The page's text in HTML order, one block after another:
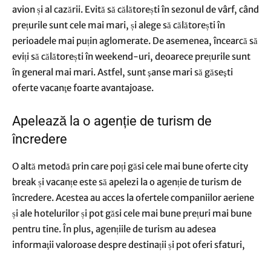
avion și al cazării. Evită să călătorești în sezonul de vârf, când
prețurile sunt cele mai mari, și alege să călătorești în
perioadele mai puțin aglomerate. De asemenea, încearcă să
eviți să călătorești în weekend-uri, deoarece prețurile sunt
în general mai mari. Astfel, sunt şanse marisă găseşti
oferte vacanţefoarte avantajoase.
Apelează la o agenție de turism de
încredere
O altă metodă prin care poți găsicele mai bune oferte city
breakși vacanțe este să apelezi la o agenție de turism de
încredere. Acestea au acces la ofertele companiilor aeriene
și ale hotelurilor și pot găsi cele mai bune prețuri mai bune
pentru tine. În plus, agențiile de turism au adesea
informaţii valoroase despre destinații și pot oferi sfaturi,